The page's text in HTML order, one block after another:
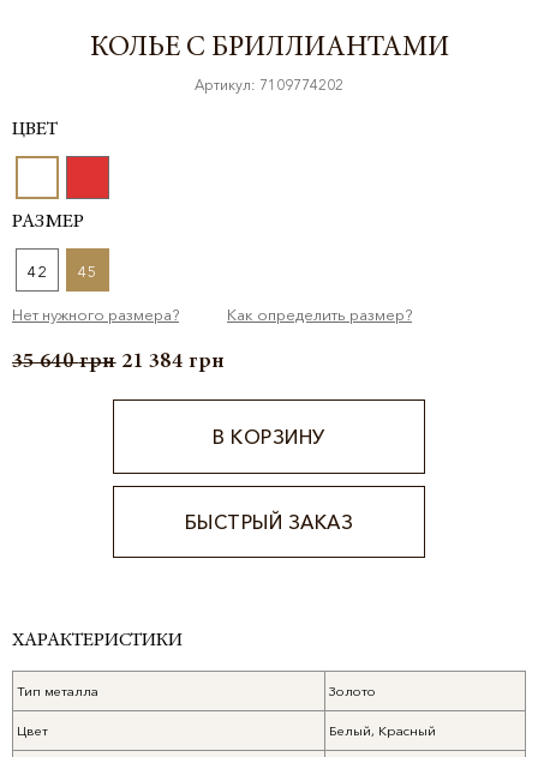
КОЛЬЕ С БРИЛЛИАНТАМИ
Артикул: 7109774202
ЦВЕТ
РАЗМЕР
42 45
Нет нужного размера? Как определить размер?
35 640грн 21 384 грн
В КОРЗИНУ
БЫСТРЫЙ ЗАКАЗ
ХАРАКТЕРИСТИКИ
Тип металла Золото
Цвет Белый, Красный